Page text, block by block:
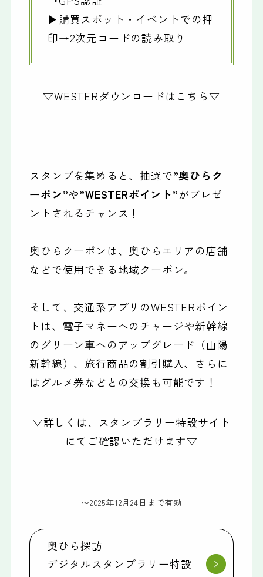
▶購買スポット・イベントでの押
印→2次元コードの読み取り
▽WESTERダウンロードはこちら▽
スタンプを集めると、抽選で”奥ひらク
ーポン”や”WESTERポイント”がプレゼ
ントされるチャンス！
奥ひらクーポンは、奥ひらエリアの店舗
などで使用できる地域クーポン。
そして、交通系アプリのWESTERポイン
トは、電子マネーへのチャージや新幹線
のグリーン車へのアップグレード（山陽
新幹線）、旅行商品の割引購入、さらに
はグルメ券などとの交換も可能です！
▽詳しくは、スタンプラリー特設サイト
にてご確認いただけます▽
〜2025年12月24日まで有効
奥ひら探訪
デジタルスタンプラリー特設